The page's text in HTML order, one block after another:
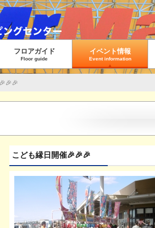
フロアガイド
Floor guide
イベント情報
Event information
こども縁日開催🎉🎉🎉